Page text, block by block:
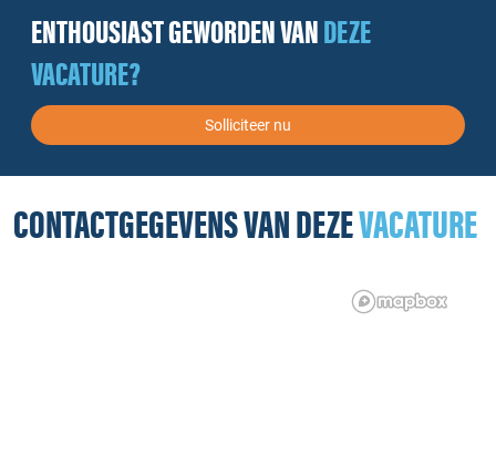
ENTHOUSIAST GEWORDEN VANDEZE
VACATURE?
Solliciteer nu
CONTACTGEGEVENS VAN DEZEVACATURE